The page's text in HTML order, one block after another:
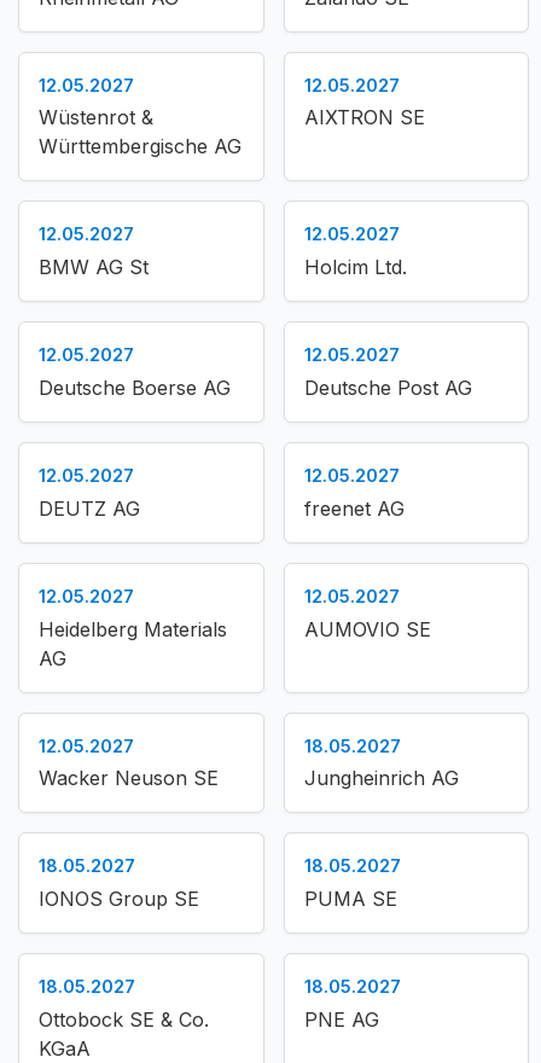
12.05.2027
Wüstenrot &
Württembergische AG
12.05.2027
AIXTRON SE
12.05.2027
BMW AG St
12.05.2027
Holcim Ltd.
12.05.2027
Deutsche Boerse AG
12.05.2027
Deutsche Post AG
12.05.2027
DEUTZ AG
12.05.2027
freenet AG
12.05.2027
Heidelberg Materials
AG
12.05.2027
AUMOVIO SE
12.05.2027
Wacker Neuson SE
18.05.2027
Jungheinrich AG
18.05.2027
IONOS Group SE
18.05.2027
PUMA SE
18.05.2027
Ottobock SE & Co.
KGaA
18.05.2027
PNE AG